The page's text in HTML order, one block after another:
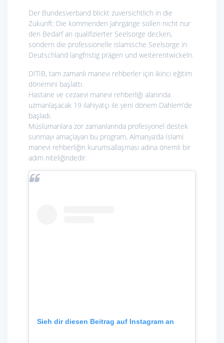
Der Bundesverband blickt zuversichtlich in die
Zukunft: Die kommenden Jahrgänge sollen nicht nur
den Bedarf an qualifizierter Seelsorge decken,
sondern die professionelle islamische Seelsorge in
Deutschland langfristig prägen und weiterentwickeln.
DİTİB, tam zamanlı manevi rehberler için ikinci eğitim
dönemini başlattı.
Hastane ve cezaevi manevi rehberliği alanında
uzmanlaşacak 19 ilahiyatçı ile yeni dönem Dahlem’de
başladı.
Müslümanlara zor zamanlarında profesyonel destek
sunmayı amaçlayan bu program, Almanya’da İslami
manevi rehberliğin kurumsallaşması adına önemli bir
adım niteliğindedir.
Sieh dir diesen Beitrag auf Instagram an